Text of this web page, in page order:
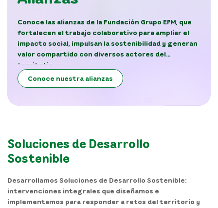
Conoce las alianzas de la Fundación Grupo EPM, que
fortalecen el trabajo colaborativo para ampliar el
impacto social, impulsan la sostenibilidad y generan
valor compartido con diversos actores del
territotio.
Conoce nuestra alianzas
Soluciones de Desarrollo
Sostenible
Desarrollamos Soluciones de Desarrollo Sostenible:
intervenciones integrales que diseñamos e
implementamos para responder a retos del territorio y